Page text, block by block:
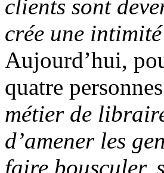
clients sont
crée une
Aujourd’hui,
quatre
métier de
d’amener les
faire bousculer,